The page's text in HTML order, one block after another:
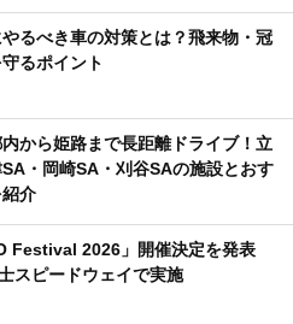
るべき車の対策とは？飛来物・冠
るポイント
内から姫路まで長距離ドライブ！立
・岡崎SA・刈谷SAの施設とおす
介
Festival 2026」開催決定を発表
スピードウェイで実施